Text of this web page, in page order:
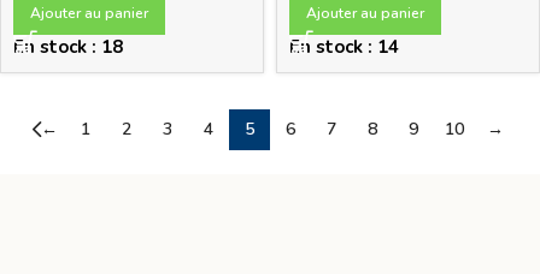
Ajouter au panier
En stock : 18
Ajouter au panier
En stock : 14
← 1 2 3 4 5 6 7 8 9 10 →